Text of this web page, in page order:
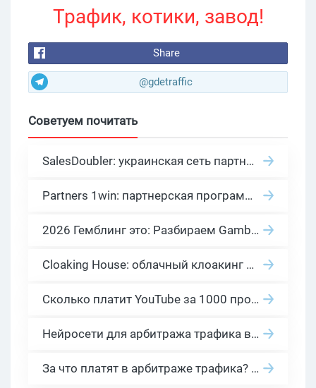
Трафик, котики, завод!
Share
@gdetraffic
Советуем почитать
SalesDoubler: украинская сеть партнерских программ с оплатой за действие
Partners 1win: партнерская программа казино в нише гемблинг арбитраж
2026 Гемблинг это: Разбираем Gambling вертикаль, и все что связано с гемблинг и беттинг офферами
Cloaking House: облачный клоакинг для фильтрации ботов FB и Google Ads — гайд PHP-интеграции 2026
Сколько платит YouTube за 1000 просмотров в 2026: реальные цифры от 0.5 до 36 USD по ГЕО
Нейросети для арбитража трафика в 2026: инструменты, кейсы и AI-медиабайеры
За что платят в арбитраже трафика? 30 моделей оплаты в бурж и СНГ партнерках